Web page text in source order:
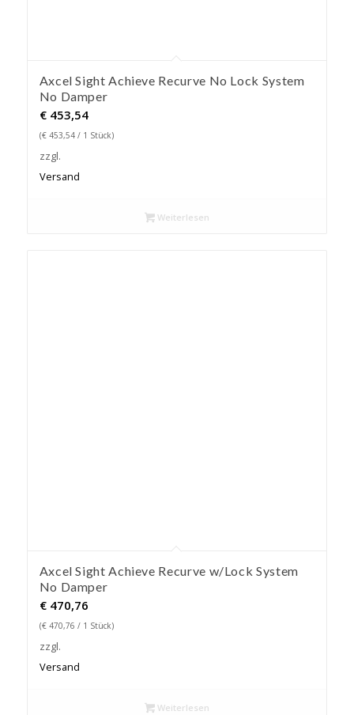
Axcel Sight Achieve Recurve No Lock System
No Damper
€453,54
(€453,54/ 1 Stück)
zzgl.
Versand
Weiterlesen
Axcel Sight Achieve Recurve w/Lock System
No Damper
€470,76
(€470,76 / 1 Stück)
zzgl.
Versand
Weiterlesen